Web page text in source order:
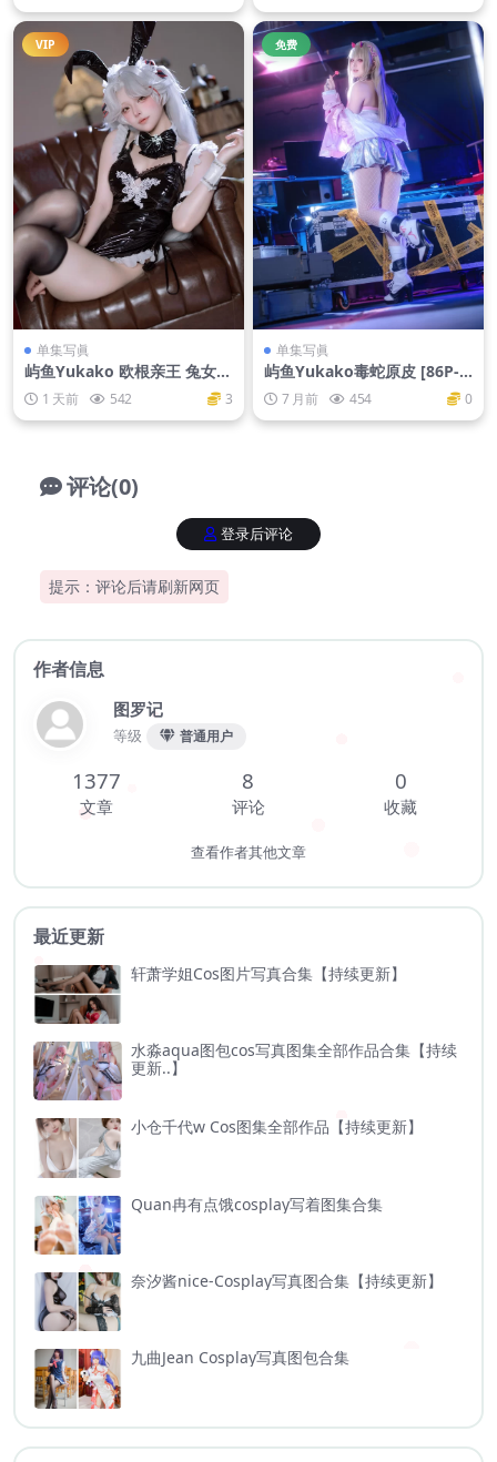
VIP
单集写眞
屿鱼Yukako 欧根亲王 兔女郎
[81P-506M]
1 天前 542 3
免费
单集写眞
屿鱼Yukako毒蛇原皮 [86P-1.
06G]7 月前 454 0
评论(0)
提示：评论后请刷新网页
登录后评论
作者信息
图罗记
等级 普通用户
1377
文章
8
评论
0
收藏
查看作者其他文章
最近更新
轩萧学姐Cos图片写真合集【持续更新】
水淼aqua图包cos写真图集全部作品合集【持续
更新..】
小仓千代w Cos图集全部作品【持续更新】
Quan冉有点饿cosplay写着图集合集
奈汐酱nice-Cosplay写真图合集【持续更新】
九曲Jean Cosplay写真图包合集